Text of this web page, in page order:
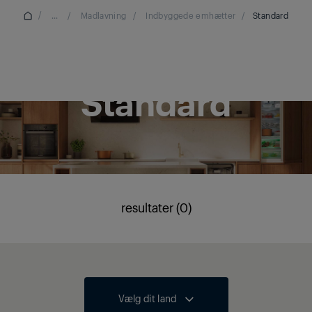
/ ... / Madlavning / Indbyggede emhætter / Standard
Standard
resultater (0)
Vælg dit land